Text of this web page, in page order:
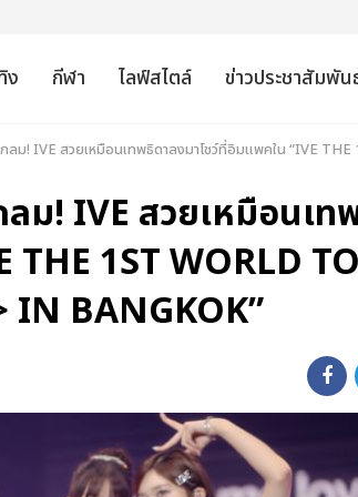
ง กีฬา ไลฟ์สไตล์ ข่าวประชาสัมพั
ม! IVE สวยเหมือนเทพธิดาลงมาโชว์ที่อิมแพคใน “IVE
ม! IVE สวยเหมือนเท
1ST WORLD
IN BANGKOK”